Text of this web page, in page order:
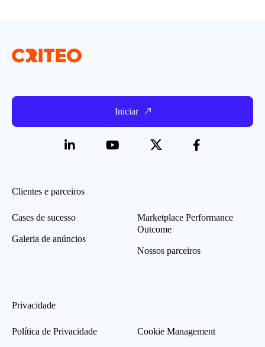
Iniciar
Clientes e parceiros
Cases de sucesso
Galeria de anúncios
Marketplace Performance
Outcome
Nossos parceiros
Privacidade
Política de Privacidade Cookie Management